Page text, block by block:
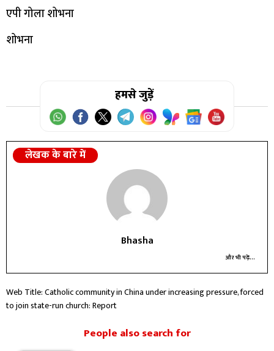
एपी गोला शोभना
शोभना
हमसे जुड़ें
लेखक के बारे में
Bhasha
और भी पढ़ें...
Web Title: Catholic community in China under increasing pressure, forced
to join state-run church: Report
People also search for